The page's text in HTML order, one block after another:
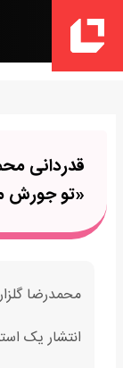
قدردانی
«تو جورش
محمدرضا
انتشار یک